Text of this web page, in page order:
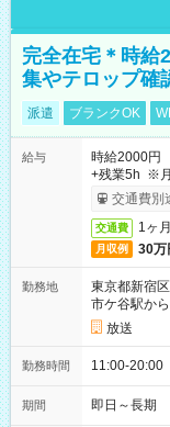
完全在宅＊時給
集やテロップ確
派遣 ブランクOK
給与
時給2000円
+残業5h ※
取りサービ
交通費別
交通費 1ヶ
月収例 30万
勤務地
東京都新宿区
市ケ谷駅か
放送
勤務時間 11:00-20:00
期間 即日～長期